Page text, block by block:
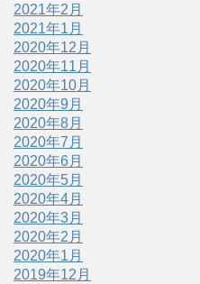
2021年2月
2021年1月
2020年12月
2020年11月
2020年10月
2020年9月
2020年8月
2020年7月
2020年6月
2020年5月
2020年4月
2020年3月
2020年2月
2020年1月
2019年12月